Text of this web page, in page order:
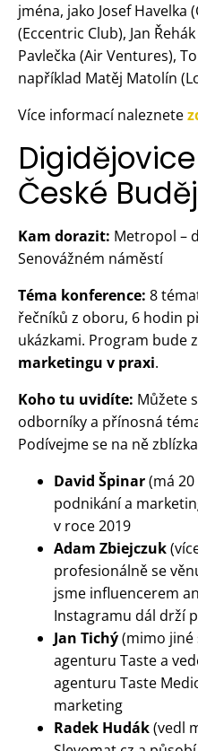
jména, jako Josef Havelka
(Eccentric Club), Jan
Pavlečka (Air Ventures),
například Matěj Matolín
Více informací naleznete
České
Kam dorazit: Metropol –
Senovážném náměstí
Téma konference: 8
řečníků z oboru, 6 hodin
ukázkami. Program bude
marketingu v praxi.
Koho tu uvidíte: Můžete
odborníky a přínosná
Podívejme se na ně
David Špinar(má
podnikání a
v roce 2019
Adam Zbiejczuk
profesionálně se
jsme influencerem
Instagramu dál drží
Jan Tichý(mimo
agenturu Taste a
agenturu Taste
marketing
Radek Hudák(vedl